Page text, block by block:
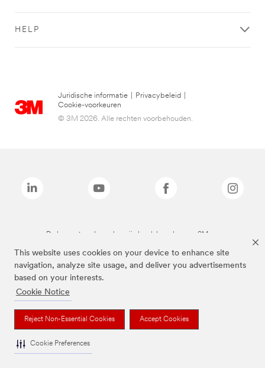
This website uses cookies on your device to enhance site
navigation, analyze site usage, and deliver you advertisements
based on your interests.
Cookie Notice
Reject Non-Essential Cookies Accept Cookies
Cookie Preferences
HELP
Juridische informatie Privacybeleid
Cookie-voorkeuren
© 3M 2026. Alle rechten voorbehouden.
De bovenstaande merken zijn handelsmerken van 3M.we